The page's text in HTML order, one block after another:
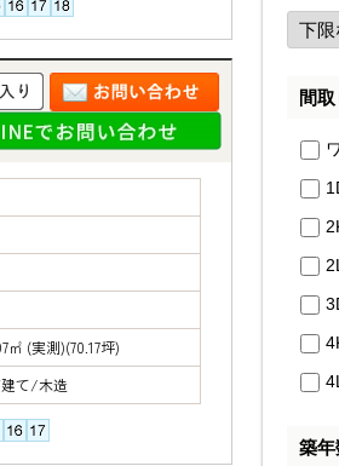
㎡ (実測)(70.17坪)
て/木造
間取
築年